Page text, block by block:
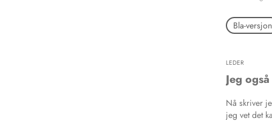
Bla-versjon
LEDER
Jeg også
Nå skriver
jeg vet det